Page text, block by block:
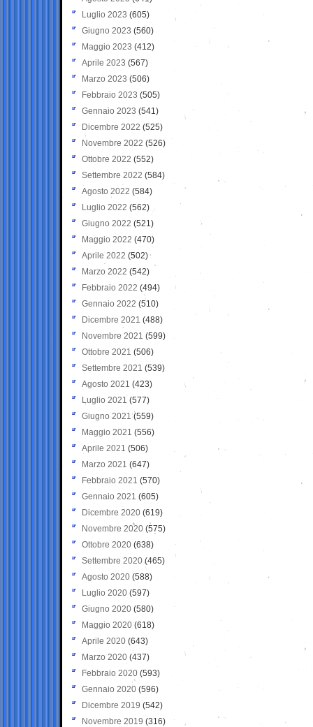
Luglio 2023 (605)
Giugno 2023 (560)
Maggio 2023 (412)
Aprile 2023 (567)
Marzo 2023 (506)
Febbraio 2023 (505)
Gennaio 2023 (541)
Dicembre 2022 (525)
Novembre 2022 (526)
Ottobre 2022 (552)
Settembre 2022 (584)
Agosto 2022 (584)
Luglio 2022 (562)
Giugno 2022 (521)
Maggio 2022 (470)
Aprile 2022 (502)
Marzo 2022 (542)
Febbraio 2022 (494)
Gennaio 2022 (510)
Dicembre 2021 (488)
Novembre 2021 (599)
Ottobre 2021 (506)
Settembre 2021 (539)
Agosto 2021 (423)
Luglio 2021 (577)
Giugno 2021(559)
Maggio 2021 (556)
Aprile 2021 (506)
Marzo 2021 (647)
Febbraio 2021 (570)
Gennaio 2021 (605)
Dicembre 2020 (619)
Novembre 2020 (575)
Ottobre 2020 (638)
Settembre 2020(465)
Agosto 2020 (588)
Luglio 2020 (597)
Giugno 2020 (580)
Maggio 2020 (618)
Aprile 2020 (643)
Marzo 2020 (437)
Febbraio 2020 (593)
Gennaio 2020 (596)
Dicembre 2019 (542)
Novembre 2019 (316)